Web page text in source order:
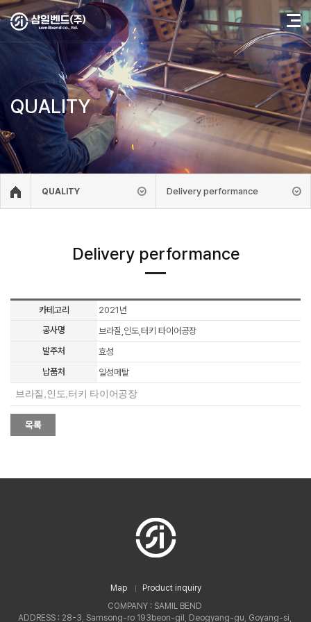
QUALITY
QUALITY Delivery performance
Delivery performance
카테고리
2021년
공사명
브라질,인도,터키 타이어공장
발주처
효성
납품처
일성메탈
브라질,인도,터키 타이어공장
Map
Product inquiry
COMPANY : SAMIL BEND
ADDRESS : 28-3, Samsong-ro 193beon-gil, Deogyang-gu, Goyang-si,